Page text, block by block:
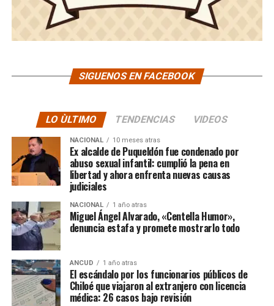
SIGUENOS EN FACEBOOK
LO ÙLTIMO TENDENCIAS VIDEOS
NACIONAL 10 meses atras
Ex alcalde de Puqueldón fue condenado por
abuso sexual infantil: cumplió la pena en
libertad y ahora enfrenta nuevas causas
judiciales
NACIONAL 1 año atras
Miguel Ángel Alvarado, «Centella Humor»,
denuncia estafa y promete mostrarlo todo
ANCUD 1 año atras
El escándalo por los funcionarios públicos de
Chiloé que viajaron al extranjero con licencia
médica: 26 casos bajo revisión